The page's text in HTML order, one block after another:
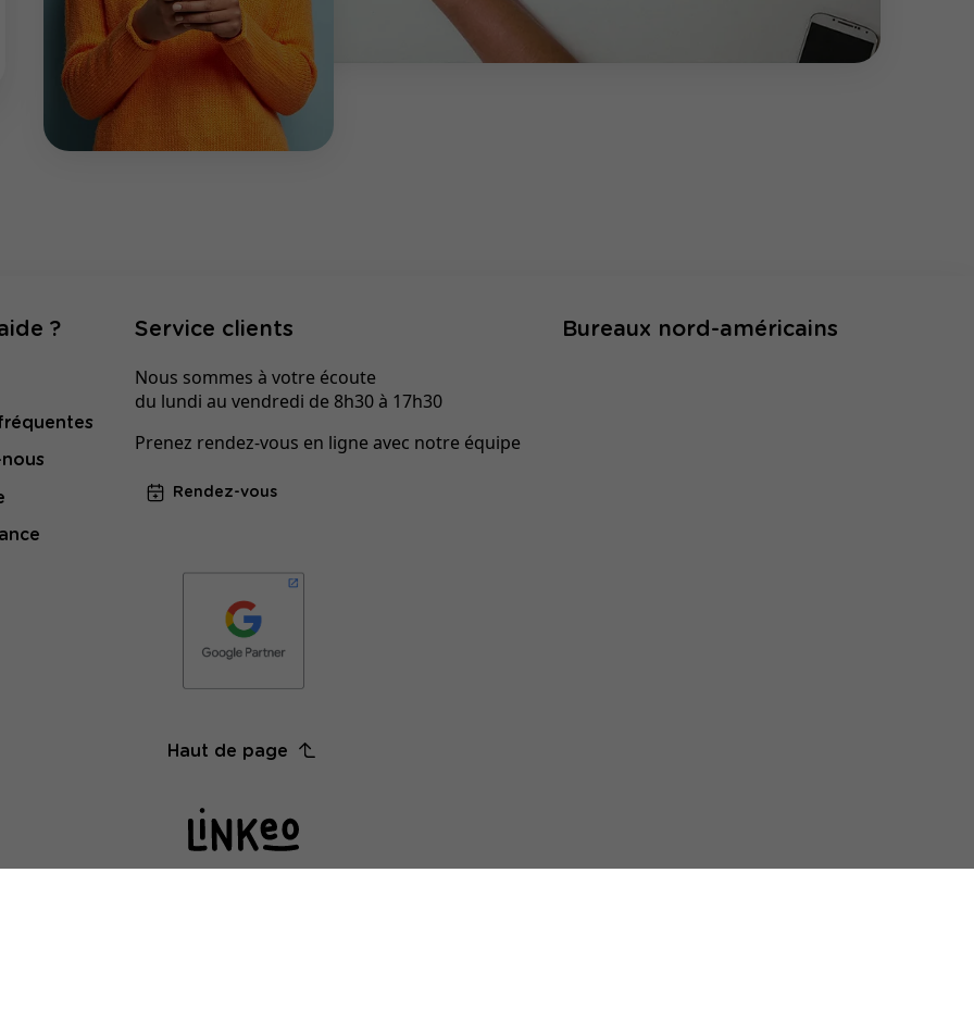
? Service clients
Nous sommes à votre écoute
du lundi au vendredi de 8h30 à 17h30
Prenez rendez-vous en ligne avec notre équipe
Rendez-vous
Bureaux nord-américains
Haut de page